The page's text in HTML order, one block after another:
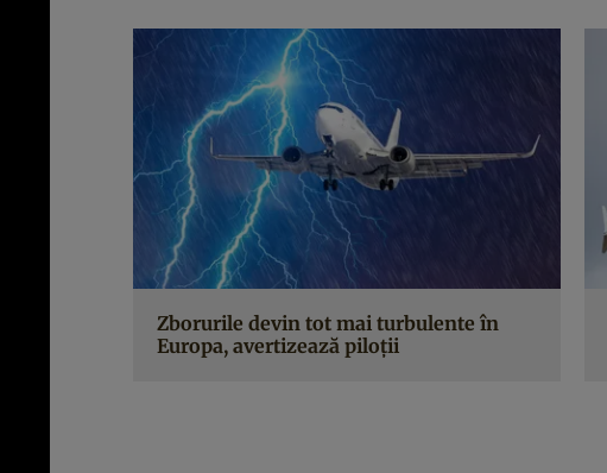
Zborurile devin tot mai turbulente în
Europa, avertizează piloții